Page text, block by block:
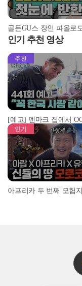
인기 추천 영상
추천
인기